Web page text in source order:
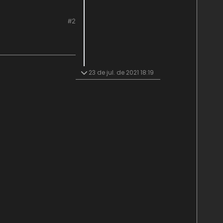
#2
23 de jul. de 2021 18:19